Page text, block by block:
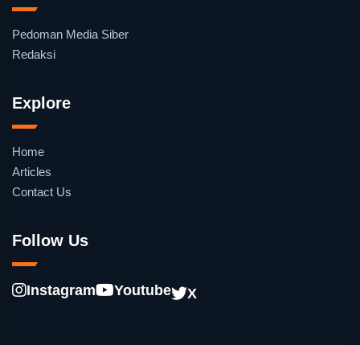
Pedoman Media Siber
Redaksi
Explore
Home
Articles
Contact Us
Follow Us
Instagram Youtube X